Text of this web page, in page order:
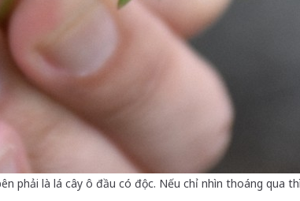
phải là lá cây ô đầu có độc. Nếu chỉ nhìn thoáng qua